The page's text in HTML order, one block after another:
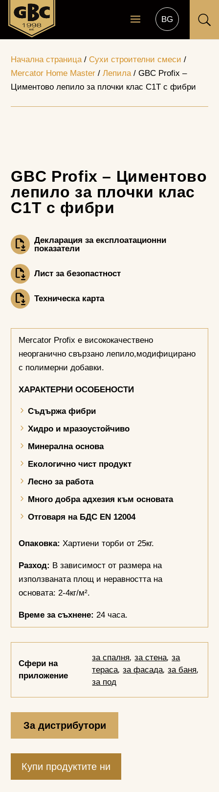
U
Начална страница/ Сухи строителни смеси /
Mercator Home Master /Лепила/ GBC Profix –
Циментово лепило за плочки клас С1T с фибри
GBC Profix – Циментово
лепило за плочки клас
С1T с фибри
Декларация за експлоатационни
показатели
Лист за безопастност
Техническа карта
Mercator Profix е висококачествено
неорганично свързано лепило,модифицирано
с полимерни добавки.
ХАРАКТЕРНИ ОСОБЕНОСТИ
Съдържа фибри
Хидро и мразоустойчиво
Минерална основа
Екологично чист продукт
Лесно за работа
Много добра адхезия към основата
Отговаря на БДС EN 12004
Опаковка: Хартиени торби от 25кг.
Разход: В зависимост от размера на
използваната площ и неравността на
основата: 2-4кг/м².
Време за съхнене: 24 часа.
Сфери на
приложение
за спалня,за стена,за
тераса,за фасада,за баня,
за под
За дистрибутори
Купи продуктите ни